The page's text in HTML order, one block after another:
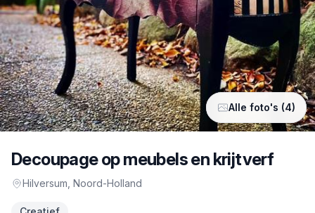
Alle foto's (4)
Decoupage op meubels en krijtverf
Hilversum , Noord-Holland